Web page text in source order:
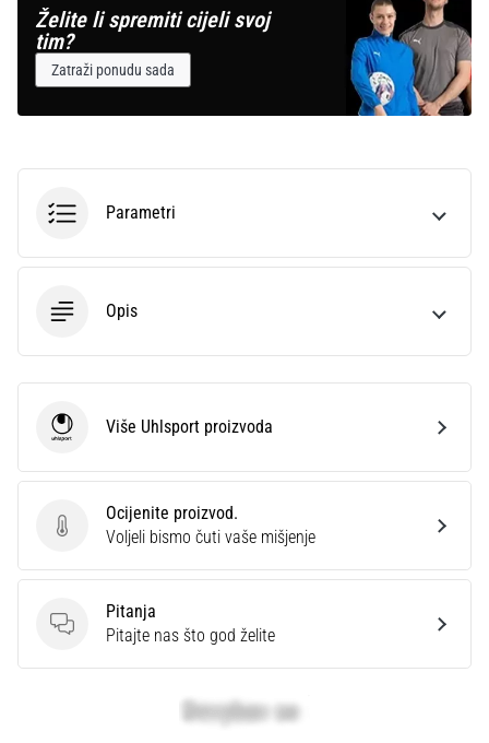
Želite li spremiti cijeli svoj
tim?
Zatraži ponudu sada
Parametri
Opis
Ocijenite proizvod.
Ocijenite proizvod.
Voljeli bismo čuti vaše mišjenje
Pitanja
Pitanja
Pitajte nas što god želite
UhlsportViše Uhlsport proizvoda